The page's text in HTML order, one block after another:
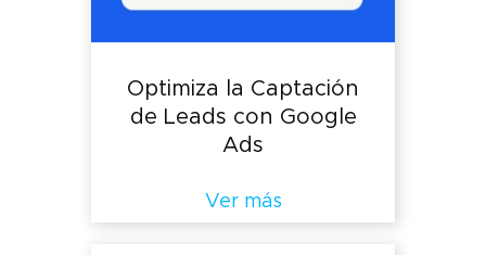
Optimiza la Captación
de Leads con Google
Ads
Ver más